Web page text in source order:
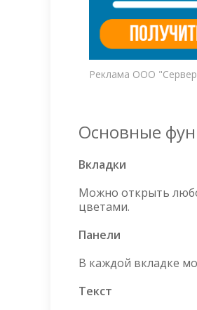
Реклама ООО
Основные
Вкладки
Можно открыть
цветами.
Панели
В каждой вкладке
Текст